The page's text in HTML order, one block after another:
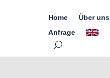
Home Über uns
Anfrage